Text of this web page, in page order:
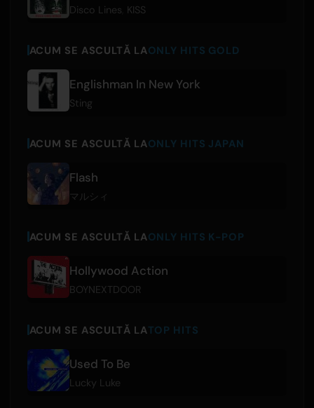
Disco Lines KISS
ACUM SE ASCULTĂ LAONLY HITS GOLD
Englishman In New York
Sting
ACUM SE ASCULTĂ LAONLY HITS JAPAN
Flash
マルシィ
ACUM SE ASCULTĂ LAONLY HITS K-POP
Hollywood Action
BOYNEXTDOOR
ACUM SE ASCULTĂ LATOP HITS
Used To Be
Lucky Luke